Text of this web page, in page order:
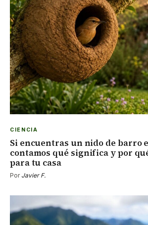
CIENCIA
Si encuentras un nido de barro
contamos qué significa y por
para tu casa
Por Javier F.